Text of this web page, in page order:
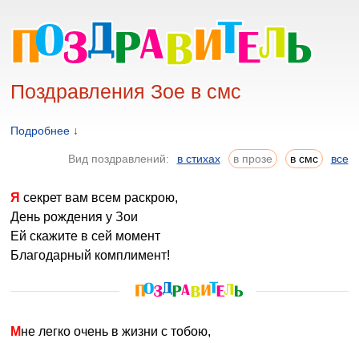
Поздравления Зое в смс
Подробнее ↓
Вид поздравлений: в стихах в прозе в смс все
Я секрет вам всем раскрою,
День рождения у Зои
Ей скажите в сей момент
Благодарный комплимент!
Мне легко очень в жизни с тобою,